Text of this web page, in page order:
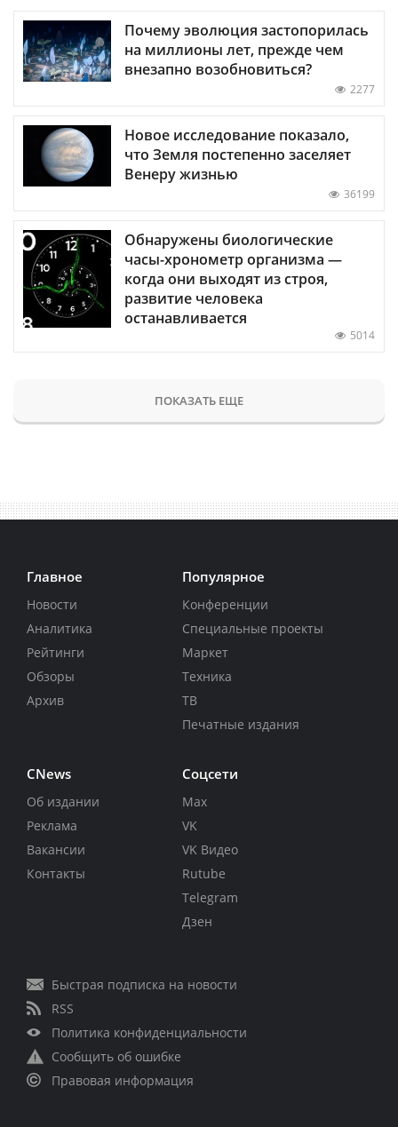
Почему эволюция застопорилась
на миллионы лет, прежде чем
внезапно возобновиться?
2277
Новое исследование показало,
что Земля постепенно заселяет
Венеру жизнью
36199
Обнаружены биологические
часы-хронометр организма —
когда они выходят из строя,
развитие человека
останавливается
5014
ПОКАЗАТЬ ЕЩЕ
Главное
Новости
Аналитика
Рейтинги
Обзоры
Архив
Популярное
Конференции
Специальные проекты
Маркет
Техника
ТВ
Печатные издания
CNews
Об издании
Реклама
Вакансии
Контакты
Соцсети
Max
VK
VK Видео
Rutube
Telegram
Дзен
Быстрая подписка на новости
RSS
Политика конфиденциальности
Сообщить об ошибке
Правовая информация